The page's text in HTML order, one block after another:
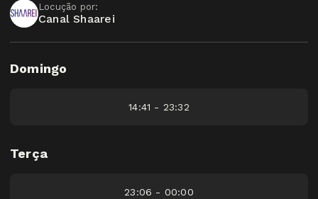
Locução por:
Canal Shaarei
Domingo
14:41 - 23:32
Terça
23:06 - 00:00